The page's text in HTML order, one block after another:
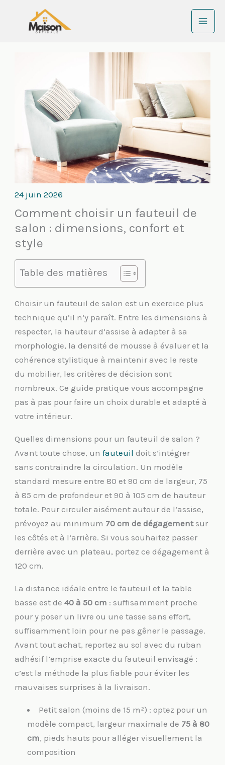
24 juin 2026
Comment choisir un fauteuil de
salon : dimensions, confort et
style
Table des matières
Choisir un fauteuil de salon est un exercice plus
technique qu’il n’y paraît. Entre les dimensions à
respecter, la hauteur d’assise à adapter à sa
morphologie, la densité de mousse à évaluer et la
cohérence stylistique à maintenir avec le reste
du mobilier, les critères de décision sont
nombreux. Ce guide pratique vous accompagne
pas à pas pour faire un choix durable et adapté à
votre intérieur.
Quelles dimensions pour un fauteuil de salon ?
Avant toute chose, unfauteuil doit s’intégrer
sans contraindre la circulation. Un modèle
standard mesure entre 80 et 90 cm de largeur, 75
à 85 cm de profondeur et 90 à 105 cm de hauteur
totale. Pour circuler aisément autour de l’assise,
prévoyez au minimum 70 cm de dégagementsur
les côtés et à l’arrière. Si vous souhaitez passer
derrière avec un plateau, portez ce dégagement à
120 cm.
La distance idéale entre le fauteuil et la table
basse est de40 à 50 cm : suffisamment proche
pour y poser un livre ou une tasse sans effort,
suffisamment loin pour ne pas gêner le passage.
Avant tout achat, reportez au sol avec du ruban
adhésif l’emprise exacte du fauteuil envisagé :
c’est la méthode la plus fiable pour éviter les
mauvaises surprises à la livraison.
Petit salon (moins de 15 m²) : optez pour un
modèle compact, largeur maximale de 75 à 80
cm, pieds hauts pour alléger visuellement la
composition